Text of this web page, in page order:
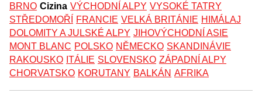
BRNO Cizina VÝCHODNÍ ALPY VYSOKÉ TATRY
STŘEDOMOŘÍ
FRANCIE VELKÁ BRITÁNIE HIMÁLAJ
DOLOMITY A JULSKÉ ALPY JIHOVÝCHODNÍ ASIE
MONT BLANC POLSKO NĚMECKO SKANDINÁVIE
RAKOUSKO ITÁLIE SLOVENSKO ZÁPADNÍ ALPY
CHORVATSKO KORUTANY BALKÁN AFRIKA